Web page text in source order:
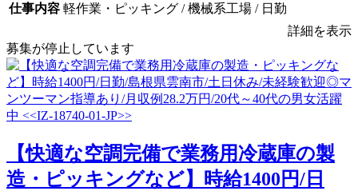
仕事内容 軽作業・ピッキング / 機械系工場 / 日勤
詳細を表示
募集が停止しています
【快適な空調完備で業務用冷蔵庫の製
造・ピッキングなど】時給1400円/日